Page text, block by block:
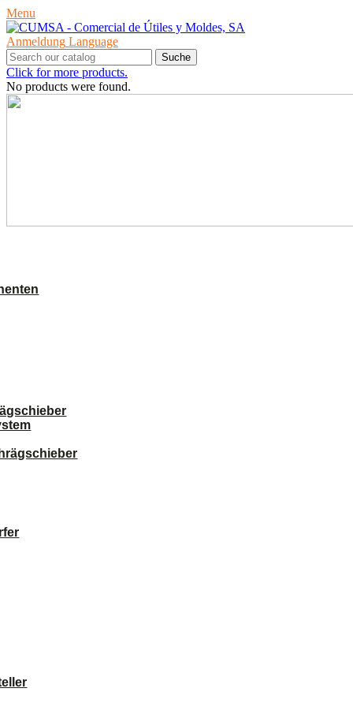
Menu
Anmeldung Language
Suche
Click for more products.
No products were found.